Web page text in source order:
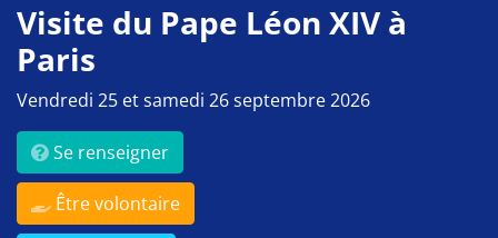
Visite du Pape Léon XIV à
Paris
Vendredi 25 et samedi 26 septembre 2026
Se renseigner
Être volontaire